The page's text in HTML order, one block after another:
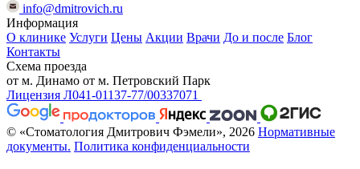
info@dmitrovich.ru
Информация
О клинике Услуги Цены Акции Врачи До и после Блог
Контакты
Схема проезда
от м. Динамо от м. Петровский Парк
Лицензия Л041-01137-77/00337071
© «Стоматология Дмитрович Фэмели», 2026 Нормативные
документы. Политика конфиденциальности